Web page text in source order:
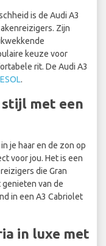
is de Audi A3
Zijn
keuze voor
rit. De Audi A3
.
stijl met een
je haar en de zon op
voor jou. Het is een
die Gran
van de
in een A3 Cabriolet
in luxe met